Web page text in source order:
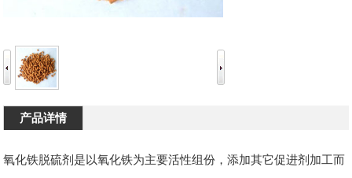
产品详情
氧化铁脱硫剂是以氧化铁为主要活性组份，添加其它促进剂加工而